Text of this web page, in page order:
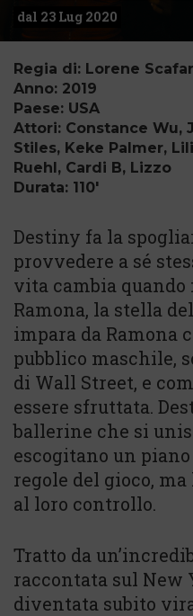
dal 23 Lug 2020
Regia di: Lorene
Anno: 2019
Paese: USA
Attori: Constance Wu,
Stiles, Keke Palmer,
Ruehl, Cardi B, Lizzo
Durata: 110'
Destiny fa la
provvedere a sé
vita cambia
Ramona, la stella
impara da Ramona
pubblico maschile,
di Wall Street, e
essere sfruttata.
ballerine che si
escogitano un
regole del gioco,
al loro controllo.
Tratto da
raccontata sul New
diventata subito